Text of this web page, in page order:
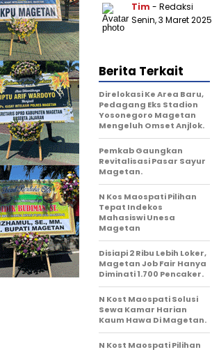
Tim - Redaksi
Senin, 3 Maret 2025
Berita Terkait
Direlokasi Ke Area Baru,
Pedagang Eks Stadion
Yosonegoro Magetan
Mengeluh Omset Anjlok.
Pemkab Gaungkan
Revitalisasi Pasar Sayur
Magetan.
N Kos Maospati Pilihan
Tepat Indekos
Mahasiswi Unesa
Magetan
Disiapi 2 Ribu Lebih Loker,
Magetan Job Fair Hanya
Diminati 1.700 Pencaker.
N Kost Maospati Solusi
Sewa Kamar Harian
Kaum Hawa Di Magetan.
N Kost Maospati Pilihan